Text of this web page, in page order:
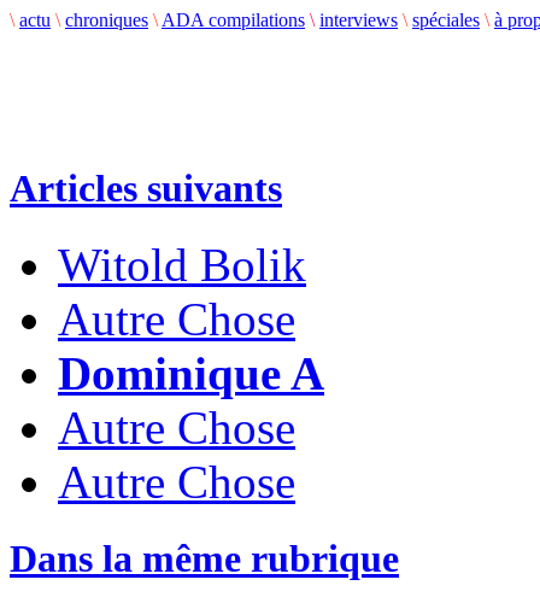
\ actu \ chroniques \ ADA compilations \ interviews \ spéciales \ à
Articles suivants
Witold Bolik
Autre Chose
Dominique A
Autre Chose
Autre Chose
Dans la même rubrique